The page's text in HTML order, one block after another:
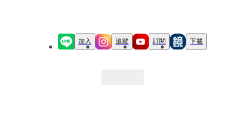
加入 追蹤 訂閱 下載